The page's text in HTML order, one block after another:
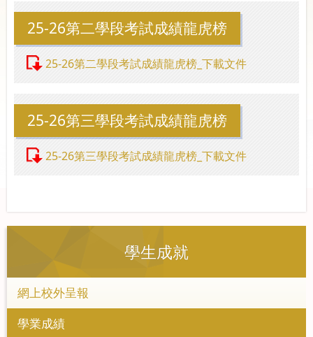
25-26第二學段考試成績龍虎榜
25-26第二學段考試成績龍虎榜_下載文件
25-26第三學段考試成績龍虎榜
25-26第三學段考試成績龍虎榜_下載文件
學生成就
網上校外呈報
學業成績